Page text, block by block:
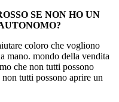
SE NON HO UN
coloro che vogliono
mano. mondo della vendita
che non tutti possono
tutti possono aprire un